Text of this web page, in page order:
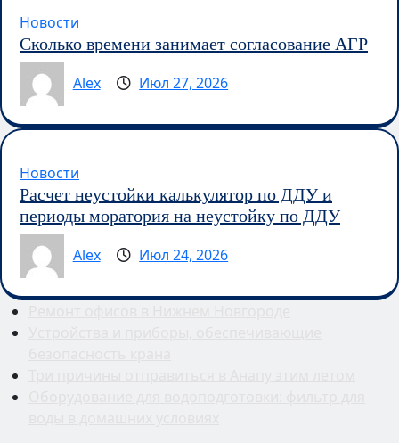
Новости
Сколько времени занимает согласование АГР
Alex
Июл 27, 2026
Новости
Расчет неустойки калькулятор по ДДУ и
периоды моратория на неустойку по ДДУ
Alex
Июл 24, 2026